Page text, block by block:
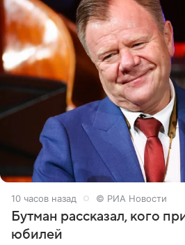
10 часов назад © РИА Новости
Бутман рассказал, кого
юбилей